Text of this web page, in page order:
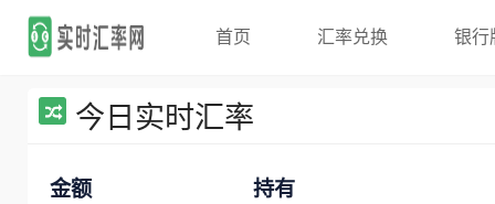
首页 汇率兑换 银行
今日实时汇率
金额 持有